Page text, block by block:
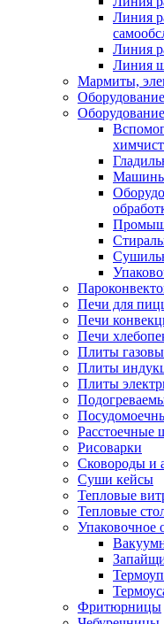
Линия
Линия
Линия
Мармиты,
Машины
Печи для
Печи
Печи
Плиты
Плиты
Плиты
Расстоечные
Рисоварки
Сковороды и
Суши кейсы
Тепловые
Тепловые
Упаковочное
Фритюрницы